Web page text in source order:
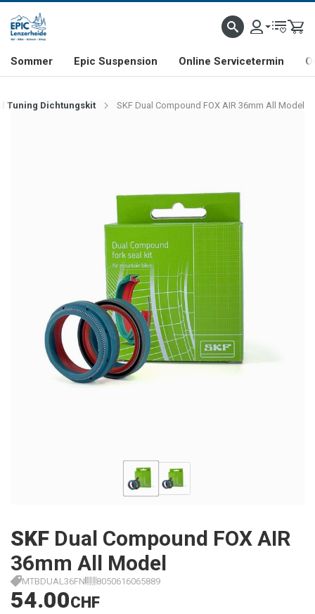
& FREERIDE-SPEZIALIST SCHWEIZER FIRMA SHOP & SHOWROOM IN
Sommer Epic Suspension Online Servicetermin
Tuning Dichtungskit SKF Dual Compound FOX AIR 36mm All Model
SKF Dual Compound FOX AIR
36mm All Model
MTBDUAL36FN 8050616065889
54.00CHF